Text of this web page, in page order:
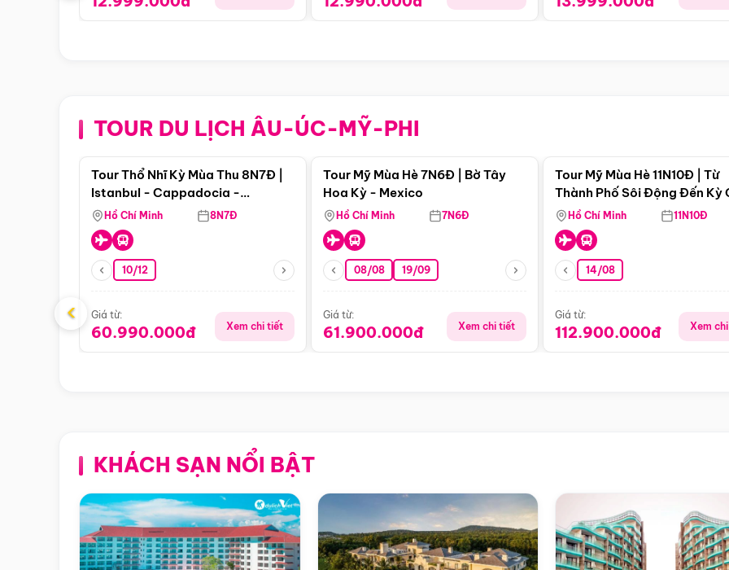
TOUR DU LỊCH ÂU-ÚC-MỸ-PHI
Điểm nổi bật
Tour Thổ Nhĩ Kỳ Mùa Thu 8N7Đ |
Istanbul - Cappadocia -
Pamukkale
Hồ Chí Minh 8N7Đ
10/12
Giá từ:
60.990.000đ Xem chi tiết
Tour Mỹ Mùa Hè 7N6Đ | Bờ Tây
Hoa Kỳ - Mexico
Hồ Chí Minh 7N6Đ
08/08 19/09
Giá từ:
61.900.000đ Xem chi tiết
Tour Mỹ Mùa Hè 11N10Đ | Từ
Thành Phố Sôi Động Đến Kỳ
Thiên Nhiên Mỹ
Hồ Chí Minh 11N10Đ
14/08
Giá từ:
112.900.000đ Xem
‹
KHÁCH SẠN NỔI BẬT